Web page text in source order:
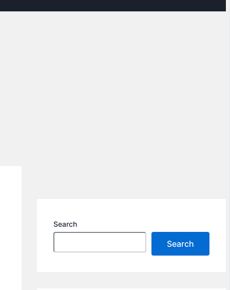
Search
Search